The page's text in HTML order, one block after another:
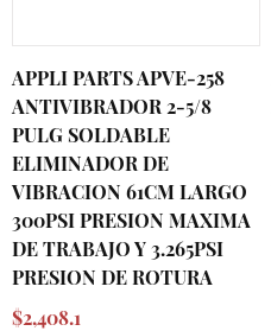
APPLI PARTS APVE-258
ANTIVIBRADOR 2-5/8
PULG SOLDABLE
ELIMINADOR DE
VIBRACION 61CM LARGO
300PSI PRESION MAXIMA
DE TRABAJO Y 3.265PSI
PRESION DE ROTURA
$2,408.1